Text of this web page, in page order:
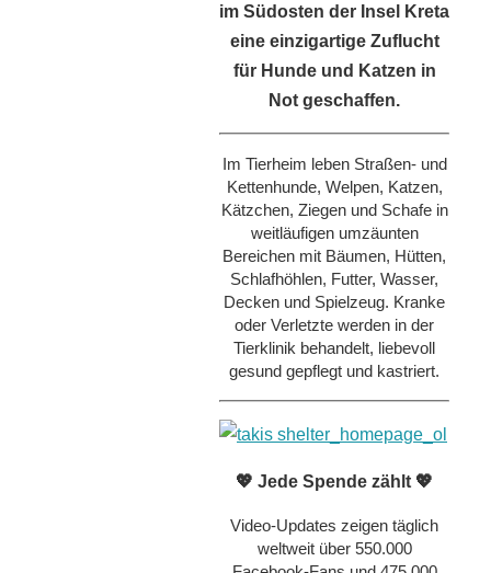
im Südosten der Insel Kreta
eine einzigartige Zuflucht
für Hunde und Katzen in
Not geschaffen.
Im Tierheim leben Straßen- und
Kettenhunde, Welpen, Katzen,
Kätzchen, Ziegen und Schafe in
weitläufigen umzäunten
Bereichen mit Bäumen, Hütten,
Schlafhöhlen, Futter, Wasser,
Decken und Spielzeug. Kranke
oder Verletzte werden in der
Tierklinik behandelt, liebevoll
gesund gepflegt und kastriert.
💖 Jede Spende zählt 💖
Video-Updates zeigen täglich
weltweit über 550.000